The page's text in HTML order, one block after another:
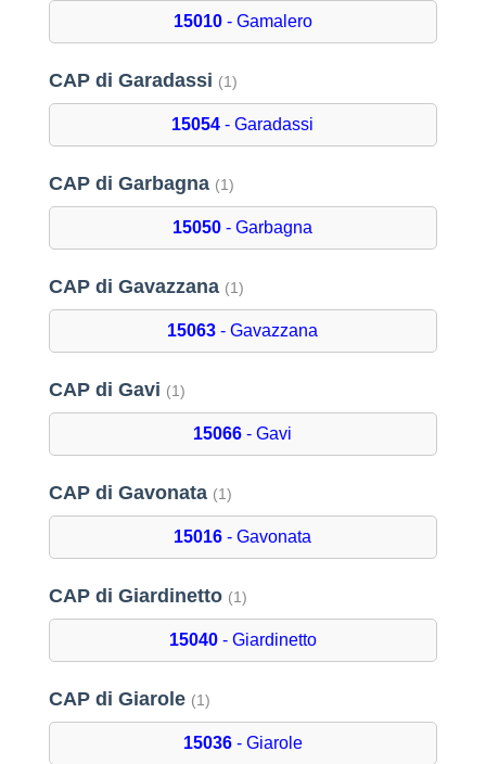
15010- Gamalero
CAP di Garadassi (1)
15054 - Garadassi
CAP di Garbagna (1)
15050 - Garbagna
CAP di Gavazzana (1)
15063 - Gavazzana
CAP di Gavi (1)
15066 - Gavi
CAP di Gavonata (1)
15016 - Gavonata
CAP di Giardinetto (1)
15040- Giardinetto
CAP di Giarole (1)
15036- Giarole